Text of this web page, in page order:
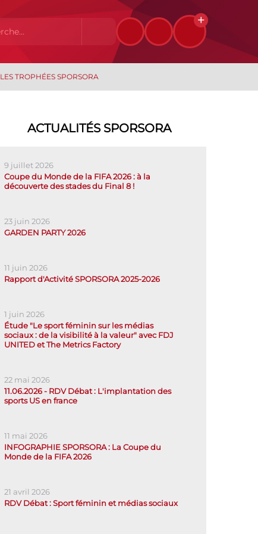
LES TROPHÉES SPORSORA
ACTUALITÉS SPORSORA
9 juillet 2026
Coupe du Monde de la FIFA 2026 : à la
découverte des stades du Final 8 !
23 juin 2026
GARDEN PARTY 2026
11 juin 2026
Rapport d'Activité SPORSORA 2025-2026
1 juin 2026
Étude "Le sport féminin sur les médias
sociaux : de la visibilité à la valeur" avec FDJ
UNITED et The Metrics Factory
22 mai 2026
11.06.2026 - RDV Débat : L'implantation des
sports US en france
11 mai 2026
INFOGRAPHIE SPORSORA : La Coupe du
Monde de la FIFA 2026
21 avril 2026
RDV Débat : Sport féminin et médias sociaux